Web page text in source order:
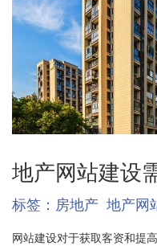
地产网站建设
标签： 房地产 地产网
网站建设对于获取客资和提